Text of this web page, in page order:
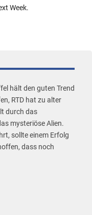
Week.
hält den guten Trend
RTD hat zu alter
durch das
mysteriöse Alien.
sollte einem Erfolg
dass noch